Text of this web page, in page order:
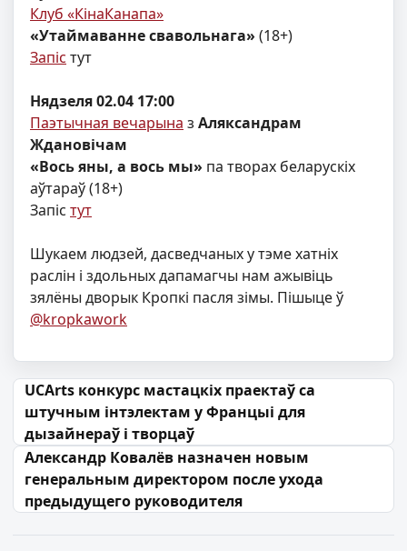
Клуб «КінаКанапа»
«Утаймаванне свавольнага» (18+)
Запіс тут
Нядзеля 02.04 17:00
Паэтычная вечарына з Аляксандрам
Ждановічам
«Вось яны, а вось мы» па творах беларускіх
аўтараў (18+)
Запіс тут
Шукаем людзей, дасведчаных у тэме хатніх
раслін і здольных дапамагчы нам ажывіць
зялёны дворык Кропкі пасля зімы. Пішыце ў
@kropkawork
Навігацыя па запісах
UCArts конкурс мастацкіх праектаў са
штучным інтэлектам у Францыі для
дызайнераў і творцаў
Александр Ковалёв назначен новым
генеральным директором после ухода
предыдущего руководителя